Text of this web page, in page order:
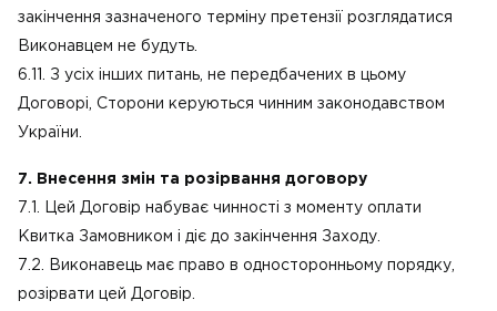
закінчення зазначеного терміну претензії розглядатися
Виконавцем не будуть.
6.11. З усіх інших питань, не передбачених в цьому
Договорі, Сторони керуються чинним законодавством
України.
7. Внесення змін та розірвання договору
7.1. Цей Договір набуває чинності з моменту оплати
Квитка Замовником і діє до закінчення Заходу.
7.2. Виконавець має право в односторонньому порядку,
розірвати цей Договір.